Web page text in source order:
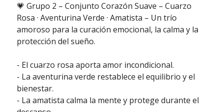
💗 Grupo 2 – Conjunto Corazón Suave – Cuarzo
Rosa · Aventurina Verde · Amatista – Un trío
amoroso para la curación emocional, la calma y la
protección del sueño.
- El cuarzo rosa aporta amor incondicional.
- La aventurina verde restablece el equilibrio y el
bienestar.
- La amatista calma la mente y protege durante el